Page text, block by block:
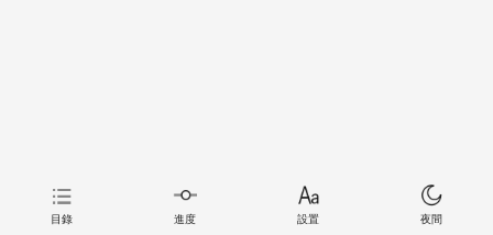
目錄 進度 設置 夜間